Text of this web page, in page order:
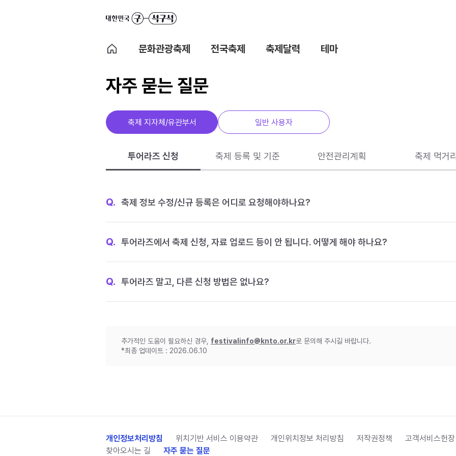
문화관광축제 전국축제 축제달력 테마
자주 묻는 질문
축제 지자체/유관부서 일반 사용자
투어라즈 신청 축제 등록 및 기준 안전관리계획 축제 먹거리
Q. 축제 정보 수정/신규 등록은 어디로 요청해야하나요?
Q. 투어라즈에서 축제 신청, 자료 업로드 등이 안 됩니다. 어떻게 해야 하나요?
Q. 투어라즈 말고, 다른 신청 방법은 없나요?
추가적인 도움이 필요하신 경우, festivalinfo@knto.or.kr로 문의해 주시길 바랍니다.
*최종 업데이트 : 2026.06.10
개인정보처리방침 위치기반 서비스 이용약관 개인위치정보 처리방침 저작권정책 고객서비스헌장
찾아오시는 길
자주 묻는 질문